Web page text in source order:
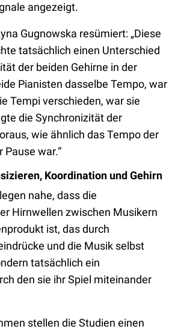
angezeigt.
Gugnowska resümiert: „Diese
tatsächlich einen Unterschied
der beiden Gehirne in der
Pianisten dasselbe Tempo, war
Tempi verschieden, war sie
die Synchronizität der
wie ähnlich das Tempo der
Pause war.“
Koordination und Gehirn
nahe, dass die
Hirnwellen zwischen Musikern
ist, das durch
und die Musik selbst
tatsächlich ein
den sie ihr Spiel miteinander
stellen die Studien einen